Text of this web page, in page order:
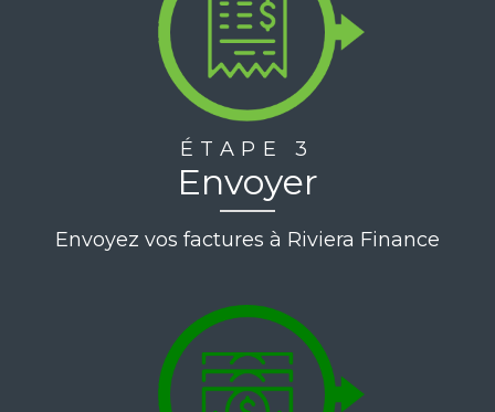
ÉTAPE 3
Envoyer
Envoyez vos factures à Riviera Finance